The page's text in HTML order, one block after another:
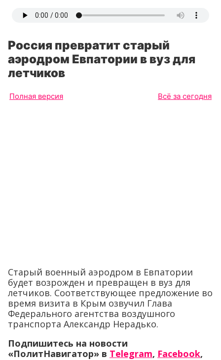
Россия превратит старый
аэродром Евпатории в вуз для
летчиков
Полная версия Всё за сегодня
Старый военный аэродром в Евпатории
будет возрожден и превращен в вуз для
летчиков. Соответствующее предложение во
время визита в Крым озвучил Глава
Федерального агентства воздушного
транспорта Александр Нерадько.
Подпишитесь на новости
«ПолитНавигатор» в Telegram, Facebook,